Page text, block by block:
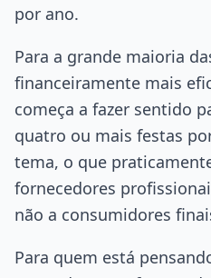
por ano.
Para a grande maioria
financeiramente mais
começa a fazer sentido
quatro ou mais festas
tema, o que
fornecedores
não a consumidores
Para quem está